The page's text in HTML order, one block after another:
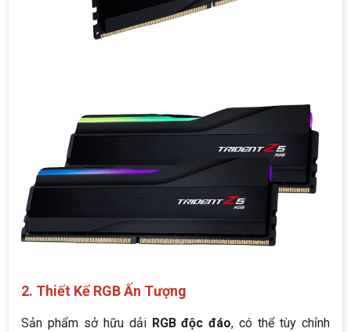
2. Thiết Kế RGB Ấn Tượng
Sản phẩm sở hữu dải RGB độc đáo, có thể tùy chỉnh